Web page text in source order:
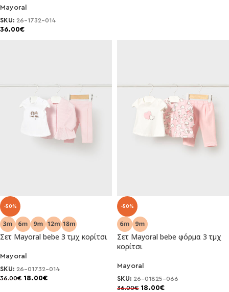
Mayoral
SKU: 26-1732-014
36.00€
-50%
Σετ Mayoral bebe 3 τμχ κορίτσι
Mayoral
SKU: 26-01732-014
36.00€ 18.00€
-50%
Σετ Mayoral bebe φόρμα 3 τμχ
κορίτσι
Mayoral
SKU: 26-01825-066
36.00€ 18.00€